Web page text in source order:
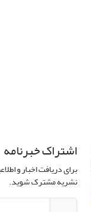
اشتراک خبرنامه
برای دریافت اخبار و
نشریه مشترک شوید.